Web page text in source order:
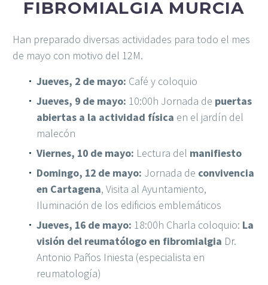
FIBROMIALGIA MURCIA
Han preparado diversas actividades para todo el mes
de mayo con motivo del 12M.
Jueves, 2 de mayo: Café y coloquio
Jueves, 9 de mayo: 10:00h Jornada de puertas
abiertas a la actividad física en el jardín del
malecón
Viernes, 10 de mayo: Lectura del manifiesto
Domingo, 12 de mayo: Jornada de convivencia
en Cartagena, Visita al Ayuntamiento,
Iluminación de los edificios emblemáticos
Jueves, 16 de mayo: 18:00h Charla coloquio: La
visión del reumatólogo en fibromialgia Dr.
Antonio Paños Iniesta (especialista en
reumatología)